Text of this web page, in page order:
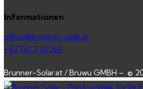
Informationen
office@brunner-solar.at
+43 7672 30260
Brunner-Solar.at / Bruwu GMBH – ©